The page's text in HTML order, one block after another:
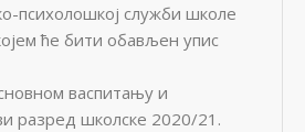
психолошкој служби школе
ће бити обављен упис
васпитању и
разред школске 2020/21.